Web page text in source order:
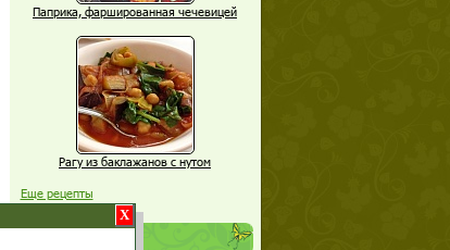
Паприка, фаршированная чечевицей
Рагу из баклажанов с нутом
Еще рецепты